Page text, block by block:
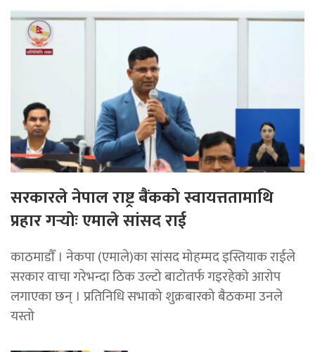
सरकारले नेपाल राष्ट्र बैंकको स्वायत्ततामाथि
प्रहार गर्‍योः एमाले सांसद राई
काठमाडाैँ । नेकपा (एमाले)का सांसद मोहम्मद इस्तियाक राईले
सरकार वाचा गरेभन्दा ठिक उल्टो बाटोतर्फ गइरहेको आरोप
लगाएका छन् । प्रतिनिधि सभाको शुक्रबारको बैठकमा उनले
यस्तो